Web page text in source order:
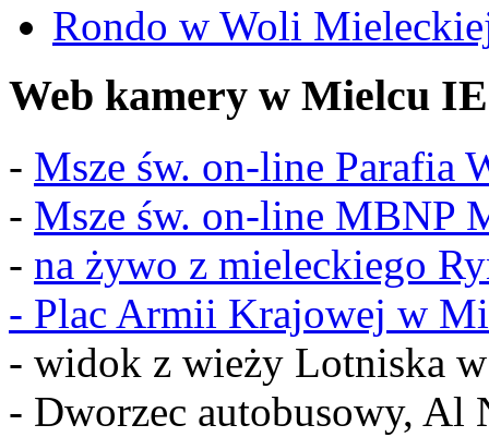
Rondo w Woli
Web kamery w Mielcu IE
- Msze św. on-line Parafia
- Msze św. on-line MBNP
- na żywo z mieleckiego
- Plac Armii Krajowej w
- widok z wieży Lotniska
- Dworzec autobusowy, Al